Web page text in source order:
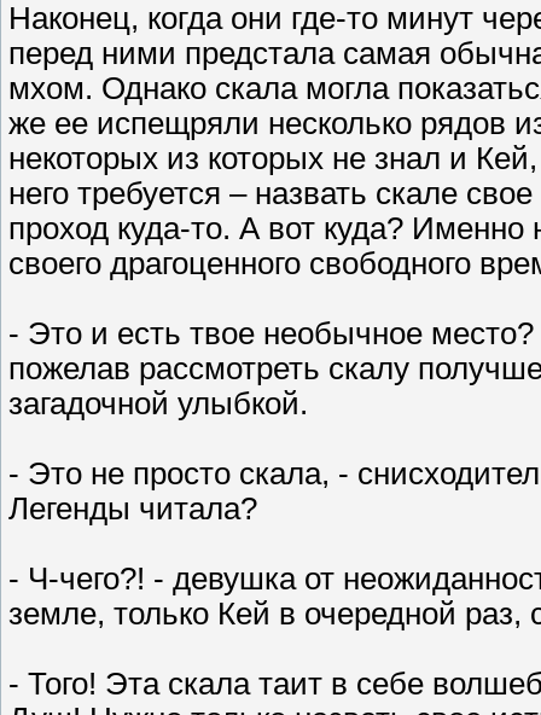
Наконец, когда они где-то минут
перед ними предстала самая
мхом. Однако скала могла
же ее испещряли несколько рядов
некоторых из которых не знал и
него требуется – назвать скале
проход куда-то. А вот куда? Именно
своего драгоценного свободного
- Это и есть твое необычное
пожелав рассмотреть скалу
загадочной улыбкой.
- Это не просто скала, -
Легенды читала?
- Ч-чего?! - девушка от
земле, только Кей в очередной раз,
- Того! Эта скала таит в себе